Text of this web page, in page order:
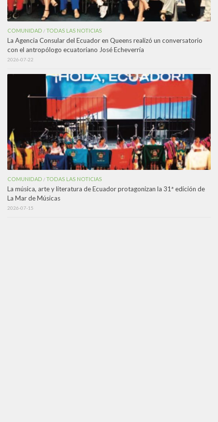
COMUNIDAD /TODAS LAS NOTICIAS
La Agencia Consular del Ecuador en Queens realizó un conversatorio
con el antropólogo ecuatoriano José Echeverría
2026-07-22
COMUNIDAD /TODAS LAS NOTICIAS
La música, arte y literatura de Ecuador protagonizan la 31ª edición de
La Mar de Músicas
2026-07-15